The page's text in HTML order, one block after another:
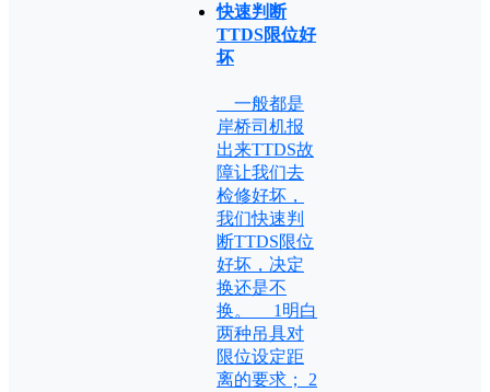
快速判断
TTDS限位好
坏
一般都是
岸桥司机报
出来TTDS故
障让我们去
检修好坏，
我们快速判
断TTDS限位
好坏，决定
换还是不
换。 1明白
两种吊具对
限位设定距
离的要求； 2